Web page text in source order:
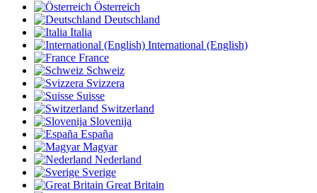
Österreich
Deutschland
Italia
International (English)
France
Schweiz
Svizzera
Suisse
Switzerland
Slovenija
España
Magyar
Nederland
Sverige
Great Britain